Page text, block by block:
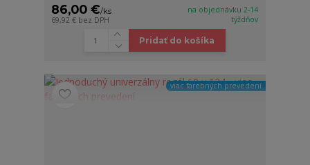
86,00 €/ks
69,92 € bez DPH
na objednávku 2-14
týždňov
Pridať do košíka
viac farebných prevedení